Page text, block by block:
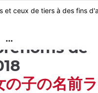
de
の子の名前